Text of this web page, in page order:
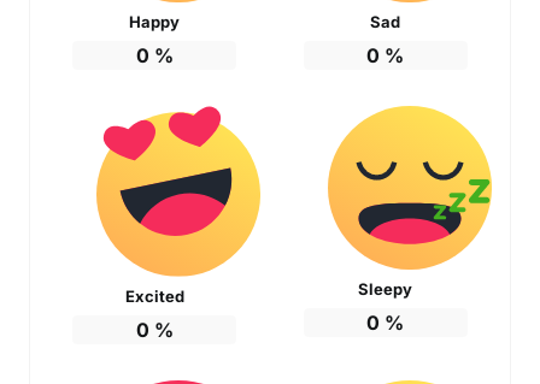
Happy
0 %
Sad
0 %
Excited
0 %
Sleepy
0 %